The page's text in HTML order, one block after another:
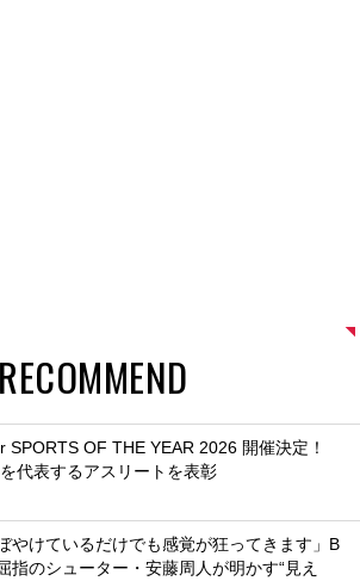
RECOMMEND
SPORTS OF THE YEAR 2026 開催決定！
代表するアスリートを表彰
やけているだけでも感覚が狂ってきます」B
指のシューター・安藤周人が明かす“見え